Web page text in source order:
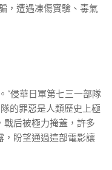
，遭遇凍傷實驗、毒氣
”侵華日軍第七三一部隊
的罪惡是人類歷史上極
戰后被極力掩蓋，許多
，盼望通過這部電影讓